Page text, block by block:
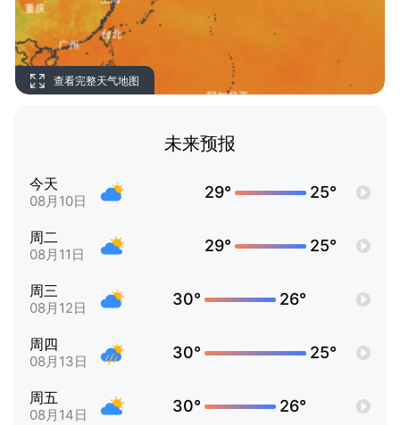
查看完整天气地图
未来预报
今天
08月10日 29° 25°
周二
08月11日 29° 25°
周三
08月12日 30° 26°
周四
08月13日 30° 25°
周五
08月14日 30° 26°